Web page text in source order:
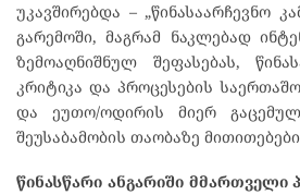
უკავშირებდა – „წინასაარჩევნო
გარემოში, მაგრამ ნაკლებად
ზემოაღნიშნულ შეფასებას,
კრიტიკა და პროცესების
და ეუთო/ოდირის მიერ გაცემულ
შეუსაბამობის თაობაზე
წინასწარი ანგარიში მმართველი